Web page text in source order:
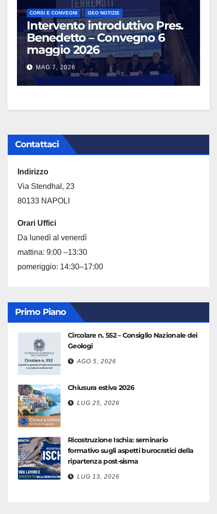
CORSI E CONVEGNI GEO NOTIZIE
Intervento introduttivo Pres.
Benedetto – Convegno 6
maggio 2026
MAG 7, 2026
Contattaci
Indirizzo
Via Stendhal, 23
80133 NAPOLI
Orari Uffici
Da lunedì al venerdì
mattina: 9:00 –13:30
pomeriggio: 14:30–17:00
Primo Piano
Circolare n. 552 – Consiglio Nazionale dei
Geologi
AGO 5, 2026
Chiusura estiva 2026
LUG 25, 2026
Ricostruzione Ischia: seminario
formativo sugli aspetti burocratici della
ripartenza post-sisma
LUG 13, 2026